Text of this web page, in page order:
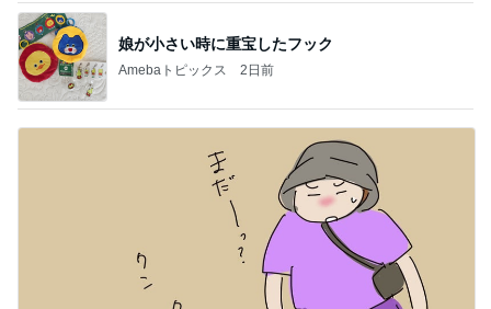
娘が小さい時に重宝したフック
Amebaトピックス 2日前